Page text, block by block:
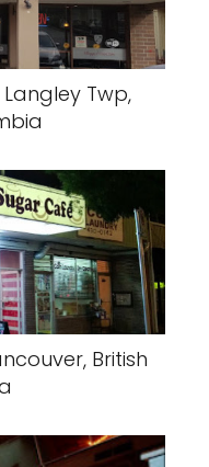
Twp,
British